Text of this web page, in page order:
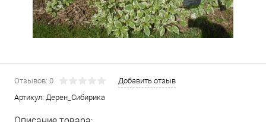
Отзывов: 0
Добавить отзыв
Артикул: Дерен_Сибирика